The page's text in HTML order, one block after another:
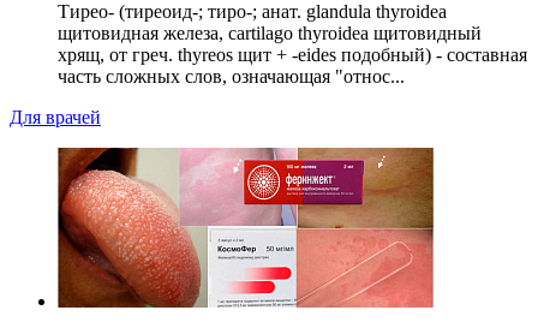
Тирео- (тиреоид-; тиро-; анат. glandula thyroidea
щитовидная железа, cartilago thyroidea щитовидный
хрящ, от греч. thyreos щит + -eides подобный) - составная
часть сложных слов, означающая "относ...
Для врачей